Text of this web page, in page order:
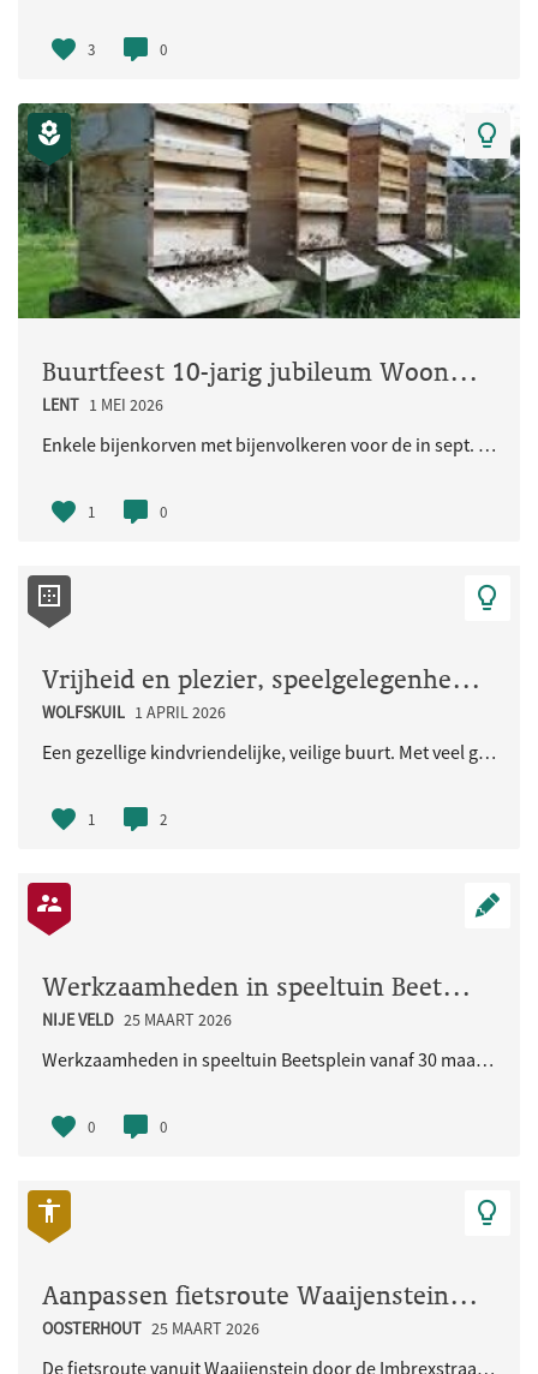
3 0
Buurtfeest 10-jarig jubileum Woongemeenschap Eikpunt
LENT 1 MEI 2026
Enkele bijenkorven met bijenvolkeren voor de in sept. 2026 jubilerende Ecologische Woongemeenschap..
1 0
Vrijheid en plezier, speelgelegenheid voor de kinderen en iedereen
WOLFSKUIL 1 APRIL 2026
Een gezellige kindvriendelijke, veilige buurt. Met veel groen en natuurlijke speelaangelegenheden...
1 2
Werkzaamheden in speeltuin Beetsplein vanaf 30 maart 2026
NIJE VELD 25 MAART 2026
Werkzaamheden in speeltuin Beetsplein vanaf 30 maart 2026
0 0
Aanpassen fietsroute Waaijenstein - Imbrexstraat - Terralaan inclusief oversteek busbaan
OOSTERHOUT 25 MAART 2026
De fietsroute vanuit Waaijenstein door de Imbrexstraat naar de Terralaan/busbaan is onduidelijk en..